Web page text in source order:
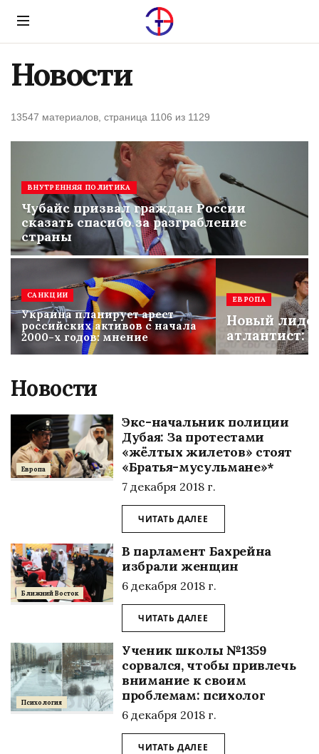
Menu
Новости
13547 материалов, страница 1106 из 1129
ВНУТРЕННЯЯ ПОЛИТИКА
Чубайс призвал граждан России
сказать спасибо за разграбление
страны
САНКЦИИ
Украина планирует арест
российских активов с начала
2000-х годов: мнение
ЕВРОПА
Новый
атлантист:
Новости
Европа
Экс-начальник полиции
Дубая: За протестами
«жёлтых жилетов» стоят
«Братья-мусульмане»*
7 декабря 2018 г.
ЧИТАТЬ ДАЛЕЕ
Ближний Восток
В парламент Бахрейна
избрали женщин
6 декабря 2018 г.
ЧИТАТЬ ДАЛЕЕ
Психология
Ученик школы №1359
сорвался, чтобы привлечь
внимание к своим
проблемам: психолог
6 декабря 2018 г.
ЧИТАТЬ ДАЛЕЕ